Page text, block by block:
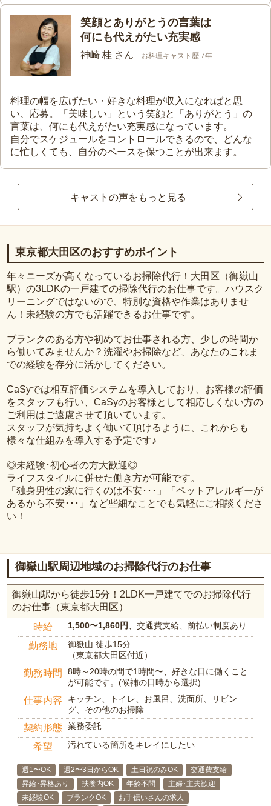
笑顔とありがとうの言葉は
何にも代えがたい充実感
神崎 桂 さん お料理キャスト歴 7年
料理の幅を広げたい・好きな料理が収入になればと思
い、応募。「美味しい」という笑顔と「ありがとう」の
言葉は、何にも代えがたい充実感になっています。
自分でスケジュールをコントロールできるので、どんな
に忙しくても、自分のペースを保つことが出来ます。
キャストの声をもっと見る
東京都大田区のおすすめポイント
年々ニーズが高くなっているお掃除代行！大田区（御嶽山
駅）の3LDKの一戸建ての掃除代行のお仕事です。ハウスク
リーニングではないので、特別な資格や作業はありませ
ん！未経験の方でも活躍できるお仕事です。
ブランクのある方や初めてお仕事される方、少しの時間か
ら働いてみませんか？洗濯やお掃除など、あなたのこれま
での経験を存分に活かしてください。
CaSyでは相互評価システムを導入しており、お客様の評価
をスタッフも行い、CaSyのお客様として相応しくない方の
ご利用はご遠慮させて頂いています。
スタッフが気持ちよく働いて頂けるように、これからも
様々な仕組みを導入する予定です♪
◎未経験･初心者の方大歓迎◎
ライフスタイルに併せた働き方が可能です。
「独身男性の家に行くのは不安･･･」「ペットアレルギーが
あるから不安･･･」など些細なことでも気軽にご相談くださ
い！
御嶽山駅周辺地域のお掃除代行のお仕事
御嶽山駅から徒歩15分！2LDK一戸建てでのお掃除代行
のお仕事（東京都大田区）
時給 1,500〜1,860円、交通費支給、前払い制度あり
勤務地
御嶽山 徒歩15分
（東京都大田区付近）
勤務時間
8時～20時の間で1時間〜、好きな日に働くこと
が可能です。(候補の日時から選択)
仕事内容
キッチン、トイレ、お風呂、洗面所、リビン
グ、その他のお掃除
契約形態 業務委託
希望 汚れている箇所をキレイにしたい
週1〜OK 週2〜3日からOK 土日祝のみOK
交通費支給
昇給･昇格あり
扶養内OK 年齢不問
主婦･主夫歓迎
未経験OK
ブランクOK お手伝いさんの求人